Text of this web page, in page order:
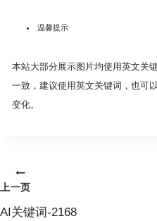
温馨提示
本站大部分展示图片均使用英文关
一致，建议使用英文关键词，也可
变化。
文
章
上一页
AI关键词-2168